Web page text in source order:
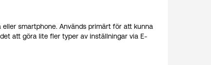
smartphone. Används primärt för att kunna
att göra lite fler typer av inställningar via E-